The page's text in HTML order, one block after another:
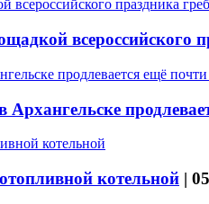
всероссийского
котельной |